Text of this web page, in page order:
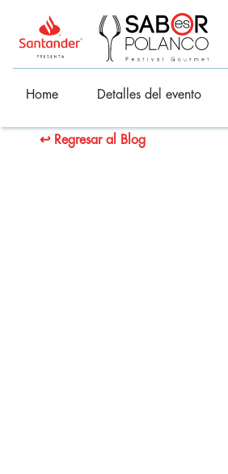
Home Detalles del evento
↩ Regresar al Blog